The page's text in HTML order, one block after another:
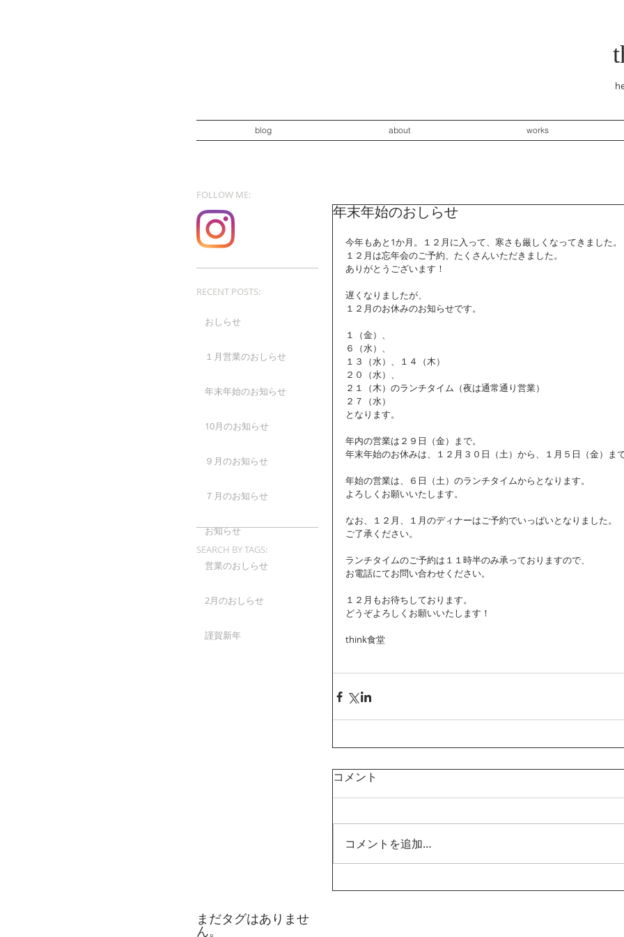
blog about works
SEARCH BY TAGS:
おしらせ
１月営業のおしらせ
年末年始のお知らせ
10月のお知らせ
９月のお知らせ
７月のお知らせ
お知らせ
営業のおしらせ
2月のおしらせ
謹賀新年
RECENT POSTS:
FOLLOW ME:
年末年始のおしらせ
今年もあと1か月。１２月に入って、寒さも厳しくなってきました。
１２月は忘年会のご予約、たくさんいただきました。
ありがとうございます！
遅くなりましたが、
１２月のお休みのお知らせです。
１（金）、
６（水）、
１３（水）、１４（木）
２０（水）、
２１（木）のランチタイム（夜は通常通り営業）
２７（水）
となります。
年内の営業は２９日（金）まで。
年末年始のお休みは、１２月３０日（土）から、１月５日（金）ま
年始の営業は、６日（土）のランチタイムからとなります。
よろしくお願いいたします。
なお、１２月、１月のディナーはご予約でいっぱいとなりました。
ご了承ください。
ランチタイムのご予約は１１時半のみ承っておりますので、
お電話にてお問い合わせください。
１２月もお待ちしております。
どうぞよろしくお願いいたします！
think食堂
コメント
コメントを追加…
まだタグはありませ
ん。